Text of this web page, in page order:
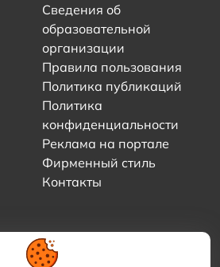
Сведения об
образовательной
организации
Правила пользования
Политика публикаций
Политика
конфиденциальности
Реклама на портале
Фирменный стиль
Контакты